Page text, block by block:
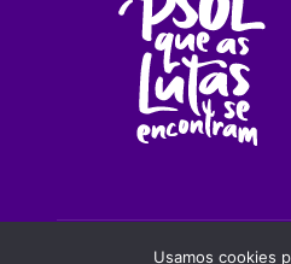
PSOLSP 2020 © -
Usamos cookies